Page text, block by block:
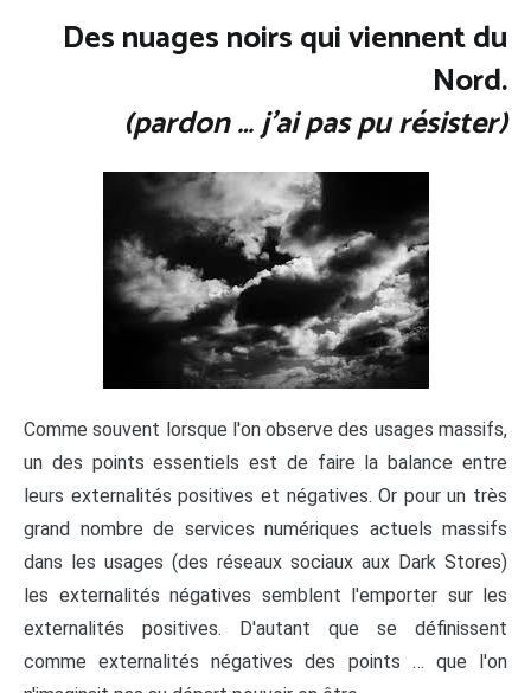
Des nuages noirs qui viennent du
Nord.
(pardon … j'ai pas pu résister)
Comme souvent lorsque l'on observe des usages massifs,
un des points essentiels est de faire la balance entre
leurs externalités positives et négatives. Or pour un très
grand nombre de services numériques actuels massifs
dans les usages (des réseaux sociaux aux Dark Stores)
les externalités négatives semblent l'emporter sur les
externalités positives. D'autant que se définissent
comme externalités négatives des points … que l'on